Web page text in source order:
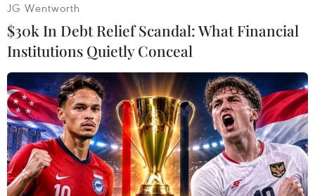
(Đẹp/Vietnam+)
JG Wentworth
$30k In Debt Relief Scandal: What Financial
Institutions Quietly Conceal